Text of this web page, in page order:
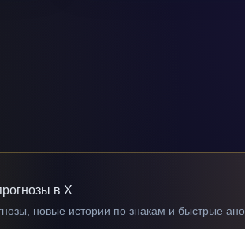
в X
новые истории по знакам и быстрые